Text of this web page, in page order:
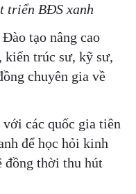
triển BĐS xanh
Đào tạo nâng cao
kiến trúc sư, kỹ sư,
chuyên gia về
các quốc gia tiên
để học hỏi kinh
đồng thời thu hút